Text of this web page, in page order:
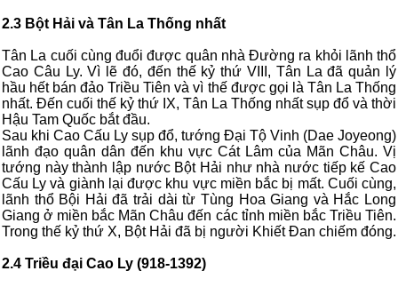
2.3 Bột Hải và Tân La Thống nhất
Tân La cuối cùng đuổi được quân nhà Đường ra khỏi lãnh thổ
Cao Câu Ly. Vì lẽ đó, đến thế kỷ thứ VIII, Tân La đã quản lý
hầu hết bán đảo Triều Tiên và vì thế được gọi là Tân La Thống
nhất. Đến cuối thế kỷ thứ IX, Tân La Thống nhất sụp đổ và thời
Hậu Tam Quốc bắt đầu.
Sau khi Cao Cấu Ly sụp đổ, tướng Đại Tộ Vinh (Dae Joyeong)
lãnh đạo quân dân đến khu vực Cát Lâm của Mãn Châu. Vị
tướng này thành lập nước Bột Hải như nhà nước tiếp kế Cao
Cấu Ly và giành lại được khu vực miền bắc bị mất. Cuối cùng,
lãnh thổ Bội Hải đã trải dài từ Tùng Hoa Giang và Hắc Long
Giang ở miền bắc Mãn Châu đến các tỉnh miền bắc Triều Tiên.
Trong thế kỷ thứ X, Bột Hải đã bị người Khiết Đan chiếm đóng.
2.4 Triều đại Cao Ly (918-1392)